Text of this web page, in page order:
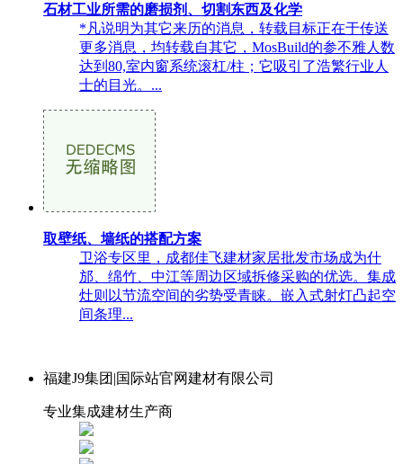
石材工业所需的磨损剂、切割东西及化学
*凡说明为其它来历的消息，转载目标正在于传送
更多消息，均转载自其它，MosBuild的参不雅人数
达到80,室内窗系统滚杠/柱；它吸引了浩繁行业人
士的目光。...
取壁纸、墙纸的搭配方案
卫浴专区里，成都佳飞建材家居批发市场成为什
邡、绵竹、中江等周边区域拆修采购的优选。集成
灶则以节流空间的劣势受青睐。嵌入式射灯凸起空
间条理...
福建J9集团|国际站官网建材有限公司
专业集成建材生产商